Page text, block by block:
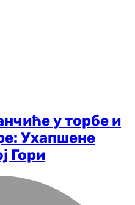
у торбе и
Ухапшене
Гори